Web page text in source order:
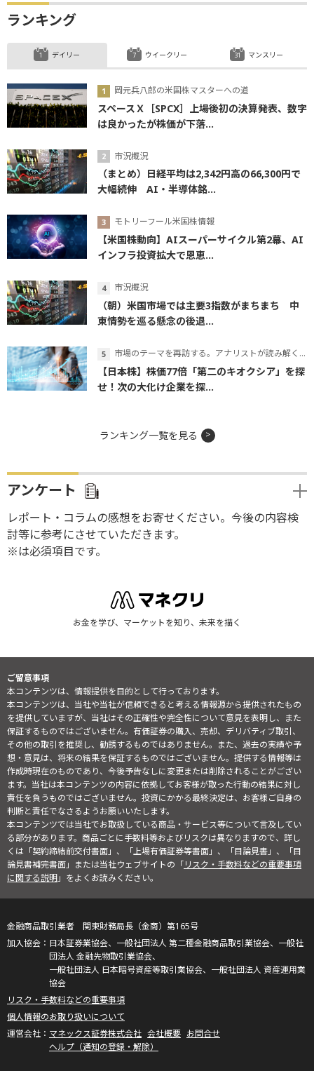
ランキング
デイリー
岡元兵八郎の米国株マスターへの道
スペースＸ［SPCX］上場後初の決算発表、数字
は良かったが株価が下落...
市況概況
（まとめ）日経平均は2,342円高の66,300円で
大幅続伸 AI・半導体銘...
モトリーフール米国株情報
【米国株動向】AIスーパーサイクル第2幕、AI
インフラ投資拡大で恩恵...
市況概況
（朝）米国市場では主要3指数がまちまち 中
東情勢を巡る懸念の後退...
市場のテーマを再訪する。アナリストが読み解くテーマの本質
【日本株】株価77倍「第二のキオクシア」を探
せ！次の大化け企業を探...
ウイークリー マンスリー
ランキング一覧を見る
アンケート
レポート・コラムの感想をお寄せください。今後の内容検
討等に参考にさせていただきます。
※は必須項目です。
お金を学び、マーケットを知り、未来を描く
ご留意事項
本コンテンツは、情報提供を目的として行っております。
本コンテンツは、当社や当社が信頼できると考える情報源から提供されたもの
を提供していますが、当社はその正確性や完全性について意見を表明し、また
保証するものではございません。有価証券の購入、売却、デリバティブ取引、
その他の取引を推奨し、勧誘するものではありません。また、過去の実績や予
想・意見は、将来の結果を保証するものではございません。提供する情報等は
作成時現在のものであり、今後予告なしに変更または削除されることがござい
ます。当社は本コンテンツの内容に依拠してお客様が取った行動の結果に対し
責任を負うものではございません。投資にかかる最終決定は、お客様ご自身の
判断と責任でなさるようお願いいたします。
本コンテンツでは当社でお取扱している商品・サービス等について言及してい
る部分があります。商品ごとに手数料等およびリスクは異なりますので、詳し
くは「契約締結前交付書面」、「上場有価証券等書面」、「目論見書」、「目
論見書補完書面」または当社ウェブサイトの「リスク・手数料などの重要事項
に関する説明」をよくお読みください。
金融商品取引業者 関東財務局長（金商）第165号
日本証券業協会、一般社団法人 第二種金融商品取引業協会、一般社
団法人 金融先物取引業協会、
一般社団法人 日本暗号資産等取引業協会、一般社団法人 資産運用業
協会
リスク・手数料などの重要事項
個人情報のお取り扱いについて
マネックス証券株式会社 会社概要 お問合せ
ヘルプ（通知の登録・解除）